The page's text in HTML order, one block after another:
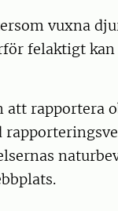
vuxna
felaktigt kan
rapportera